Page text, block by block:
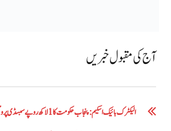
آج کی مقبول خبریں
الیکٹرک بائیک اسکیم: پنجاب حکومت کا1 لاکھ روپے سبسڈی پروگرام کا آغاز ،مکمل طریقہ سامنے